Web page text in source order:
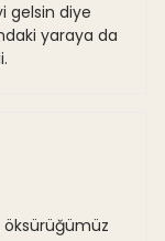
gelsin diye
yaraya da
öksürüğümüz